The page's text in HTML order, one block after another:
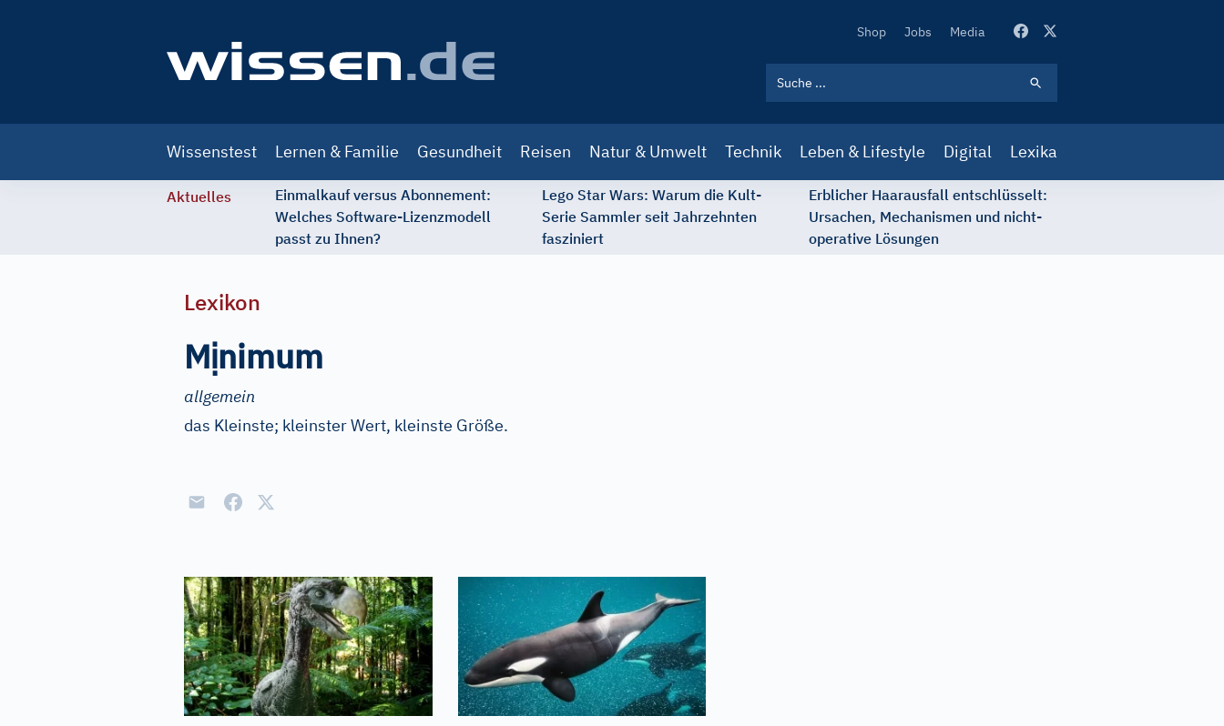
Secondary
Shop Jobs Media
navigation
Wissenstest Lernen & Familie Gesundheit Reisen Natur & Umwelt Technik Leben & Lifestyle Digital Lexika
Aktuelles
Einmalkauf versus Abonnement:
Welches Software-Lizenzmodell
passt zu Ihnen?
Lego Star Wars: Warum die Kult-
Serie Sammler seit Jahrzehnten
fasziniert
Erblicher Haarausfall entschlüsselt:
Ursachen, Mechanismen und nicht-
operative Lösungen
Lexikon
Mịnimum
allgemein
das Kleinste; kleinster Wert, kleinste Größe.